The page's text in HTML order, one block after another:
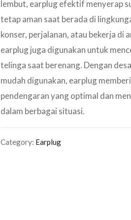
lembut, earplug efektif menyerap
tetap aman saat berada di
konser, perjalanan, atau bekerja di
earplug juga digunakan untuk
telinga saat berenang. Dengan
mudah digunakan, earplug
pendengaran yang optimal dan
dalam berbagai situasi.
Category: Earplug